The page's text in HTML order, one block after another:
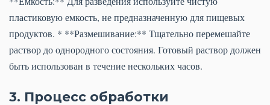
пластиковую емкость, не предназначенную для пищевых
продуктов. * **Размешивание:** Тщательно перемешайте
раствор до однородного состояния. Готовый раствор должен
быть использован в течение нескольких часов.
3. Процесс обработки